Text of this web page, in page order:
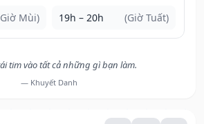
Mùi) 19h – 20h (Giờ Tuất)
tim vào tất cả những gì bạn làm.
— Khuyết Danh